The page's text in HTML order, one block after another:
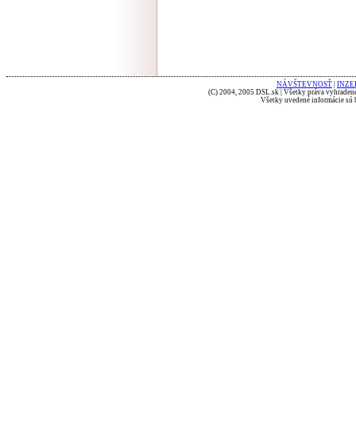
NÁVŠTEVNOSŤ
(C) 2004, 2005 DSL.sk | Všetky práva
Všetky uvedené informácie sú